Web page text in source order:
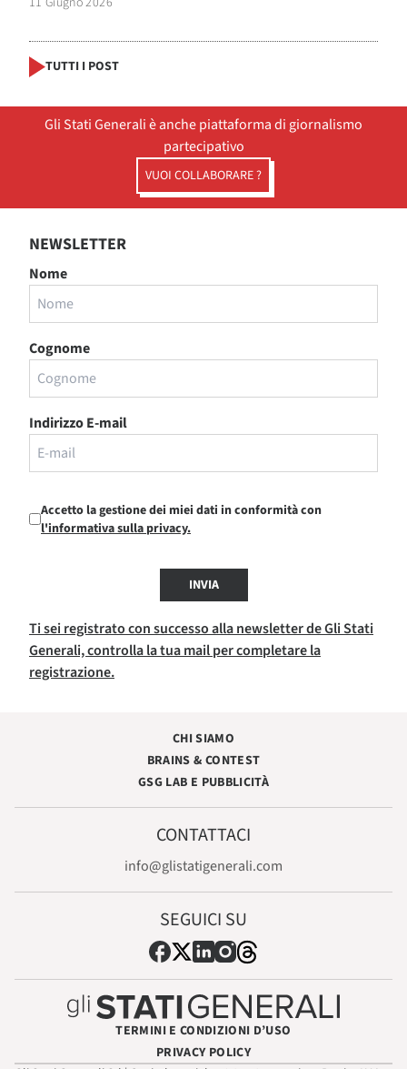
TUTTI I POST
Gli Stati Generali è anche piattaforma di giornalismo
partecipativo
VUOI COLLABORARE ?
NEWSLETTER
Nome
Cognome
Indirizzo E-mail
Accetto la gestione dei miei dati in conformità con
l'informativa sulla privacy.
INVIA
Ti sei registrato con successo alla newsletter de Gli Stati
Generali, controlla la tua mail per completare la
registrazione.
CHI SIAMO
BRAINS & CONTEST
GSG LAB E PUBBLICITÀ
CONTATTACI
info@glistatigenerali.com
SEGUICI SU
TERMINI E CONDIZIONI D’USO
PRIVACY POLICY